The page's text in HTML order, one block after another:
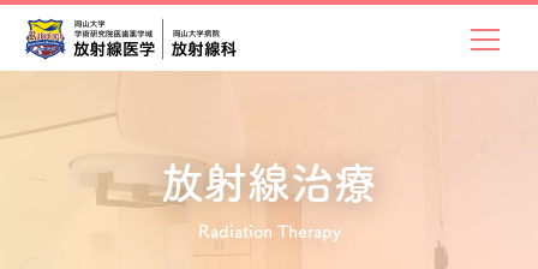
放射線治療
Radiation Therapy